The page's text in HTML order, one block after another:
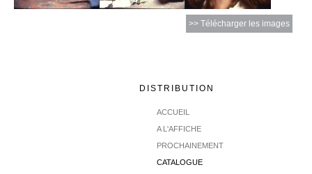
>> Télécharger les images
DISTRIBUTION
ACCUEIL
A L'AFFICHE
PROCHAINEMENT
CATALOGUE